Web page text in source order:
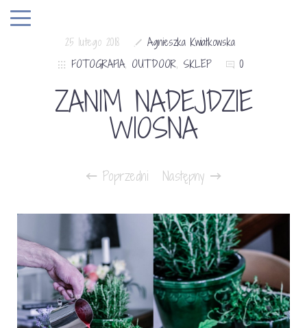
25 lutego 2018
Agnieszka Kwiatkowska
FOTOGRAFIA, OUTDOOR, SKLEP 0
ZANIM NADEJDZIE
WIOSNA
Poprzedni Następny